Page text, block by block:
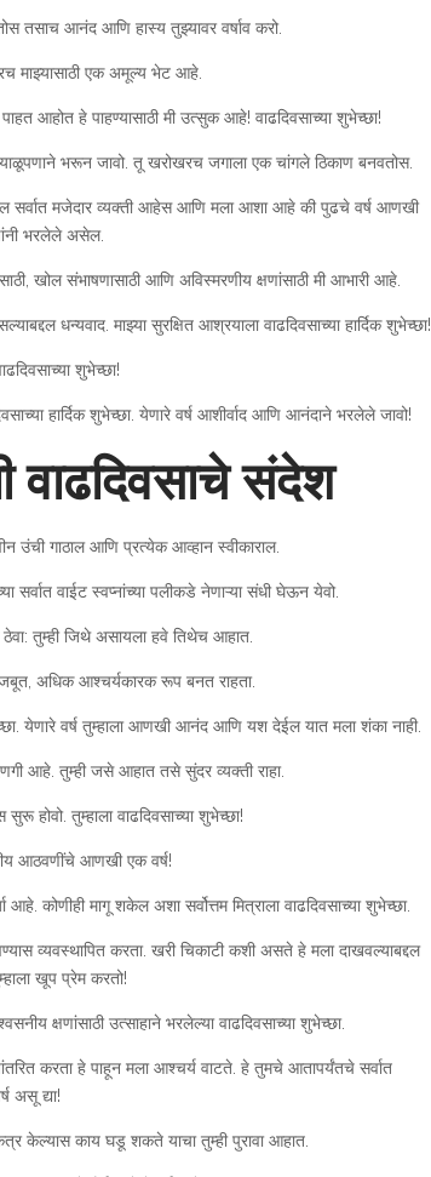
तसाच आनंद आणि हास्य तुझ्यावर वर्षाव करो.
माझ्यासाठी एक अमूल्य भेट आहे.
आहोत हे पाहण्यासाठी मी उत्सुक आहे! वाढदिवसाच्या शुभेच्छा!
भरून जावो. तू खरोखरच जगाला एक चांगले ठिकाण बनवतोस.
सर्वात मजेदार व्यक्ती आहेस आणि मला आशा आहे की पुढचे वर्ष आणखी
भरलेले असेल.
खोल संभाषणासाठी आणि अविस्मरणीय क्षणांसाठी मी आभारी आहे.
धन्यवाद. माझ्या सुरक्षित आश्रयाला वाढदिवसाच्या हार्दिक शुभेच्छा!
शुभेच्छा!
हार्दिक शुभेच्छा. येणारे वर्ष आशीर्वाद आणि आनंदाने भरलेले जावो!
वाढदिवसाचे संदेश
उंची गाठाल आणि प्रत्येक आव्हान स्वीकाराल.
सर्वात वाईट स्वप्नांच्या पलीकडे नेणाऱ्या संधी घेऊन येवो.
ठेवा: तुम्ही जिथे असायला हवे तिथेच आहात.
अधिक आश्चर्यकारक रूप बनत राहता.
येणारे वर्ष तुम्हाला आणखी आनंद आणि यश देईल यात मला शंका नाही.
आहे. तुम्ही जसे आहात तसे सुंदर व्यक्ती राहा.
होवो. तुम्हाला वाढदिवसाच्या शुभेच्छा!
आठवणींचे आणखी एक वर्ष!
कोणीही मागू शकेल अशा सर्वोत्तम मित्राला वाढदिवसाच्या शुभेच्छा.
व्यवस्थापित करता. खरी चिकाटी कशी असते हे मला दाखवल्याबद्दल
खूप प्रेम करतो!
क्षणांसाठी उत्साहाने भरलेल्या वाढदिवसाच्या शुभेच्छा.
करता हे पाहून मला आश्चर्य वाटते. हे तुमचे आतापर्यंतचे सर्वात
असू द्या!
केल्यास काय घडू शकते याचा तुम्ही पुरावा आहात.